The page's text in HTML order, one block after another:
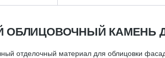
ОБЛИЦОВОЧНЫЙ КАМЕНЬ
отделочный материал для облицовки